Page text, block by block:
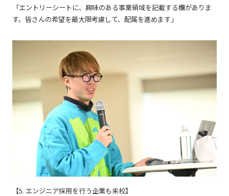
「エントリーシートに、興味のある事業領域を記載する欄がありま
す。皆さんの希望を最大限考慮して、配属を進めます」
【5. エンジニア採用を行う企業も来校】